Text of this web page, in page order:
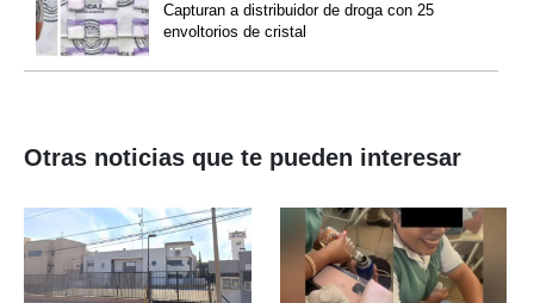
Capturan a distribuidor de droga con 25
envoltorios de cristal
Otras noticias que te pueden interesar